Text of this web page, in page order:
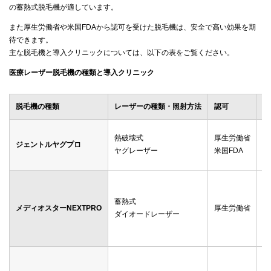
の蓄熱式脱毛機が適しています。
また厚生労働省や米国FDAから認可を受けた脱毛機は、安全で高い効果を期
待できます。
主な脱毛機と導入クリニックについては、以下の表をご覧ください。
医療レーザー脱毛機の種類と導入クリニック
脱毛機の種類 レーザーの種類・照射方法 認可
ジェントルヤグプロ
熱破壊式
ヤグレーザー
厚生労働省
米国FDA
メディオスターNEXTPRO
蓄熱式
ダイオードレーザー
厚生労働省